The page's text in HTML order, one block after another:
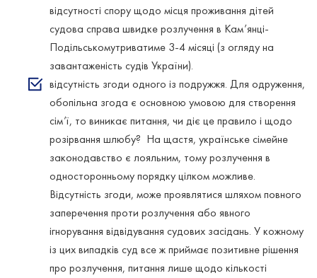
відсутності спору щодо місця проживання дітей
судова справа швидке розлучення в Кам’янці-
Подільськомутриватиме 3-4 місяці (з огляду на
завантаженість судів України).
відсутність згоди одного із подружжя. Для одруження,
обопільна згода є основною умовою для створення
сім’ї, то виникає питання, чи діє це правило і щодо
розірвання шлюбу? На щастя, українське сімейне
законодавство є лояльним, тому розлучення в
односторонньому порядку цілком можливе.
Відсутність згоди, може проявлятися шляхом повного
заперечення проти розлучення або явного
ігнорування відвідування судових засідань. У кожному
із цих випадків суд все ж приймає позитивне рішення
про розлучення, питання лише щодо кількості